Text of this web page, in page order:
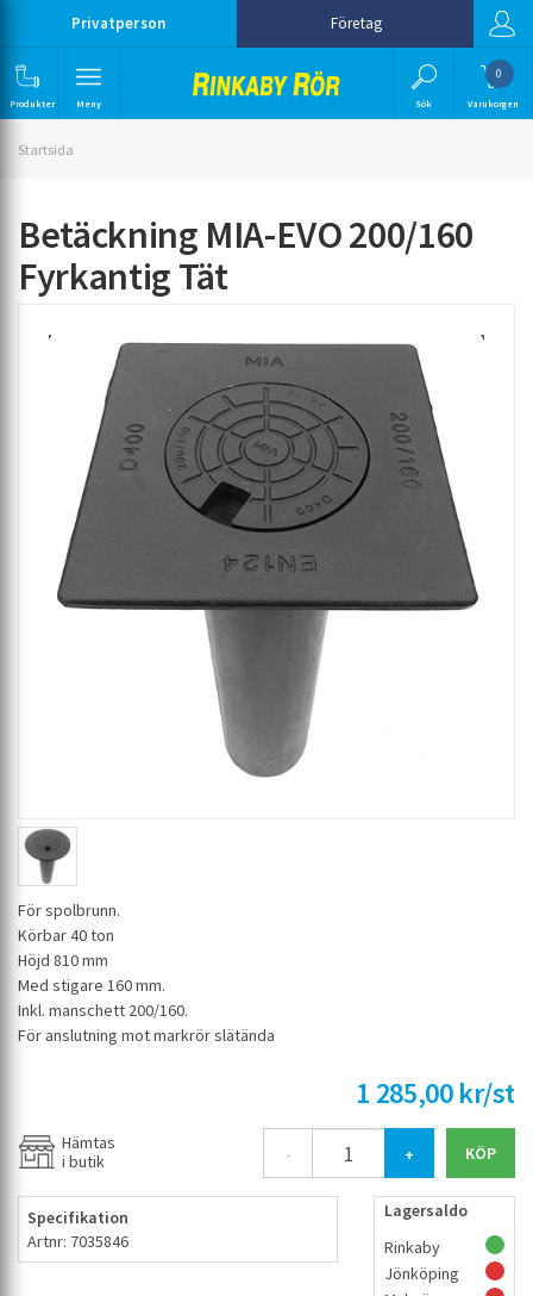
Privatperson Företag
Produkter Meny Sök
0
Varukorgen
Startsida
Betäckning MIA-EVO 200/160
Fyrkantig Tät
För spolbrunn.
Körbar 40 ton
Höjd 810 mm
Med stigare 160 mm.
Inkl. manschett 200/160.
För anslutning mot markrör slätända
1 285,00 kr/st
- +
Hämtas
i butik
Specifikation
Artnr: 7035846
Lagersaldo
Rinkaby
Jönköping